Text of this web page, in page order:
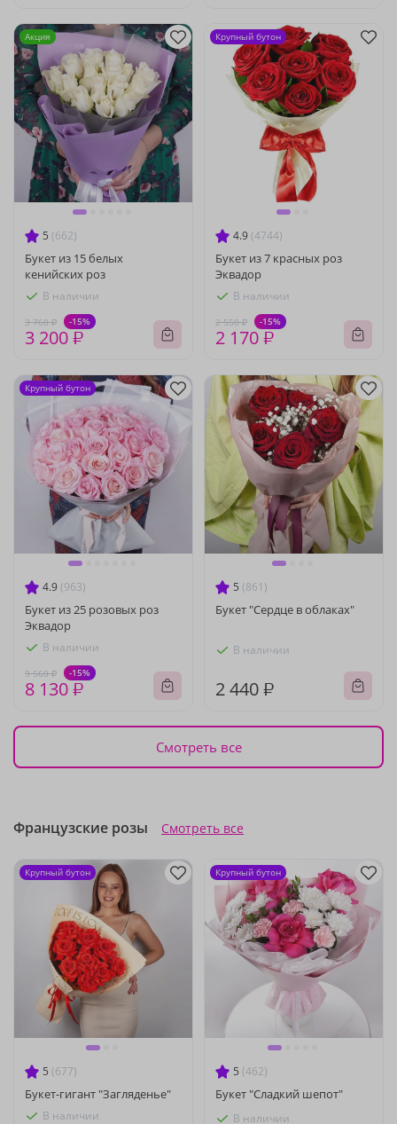
5 (662)
Букет из 15 белых
кенийских роз
В наличии
3 760 ₽ -15%
3 200 ₽
Акция
4.9 (4744)
Букет из 7 красных роз
Эквадор
В наличии
2 550 ₽ -15%
2 170 ₽
Крупный бутон
4.9 (963)
Букет из 25 розовых роз
Эквадор
В наличии
9 560 ₽ -15%
8 130 ₽
Крупный бутон
5 (861)
Букет "Сердце в облаках"
В наличии
2 440 ₽
Смотреть все
Французские розы Смотреть все
5 (677)
Букет-гигант "Загляденье"
В наличии
Крупный бутон
5 (462)
Букет "Сладкий шепот"
В наличии
Крупный бутон